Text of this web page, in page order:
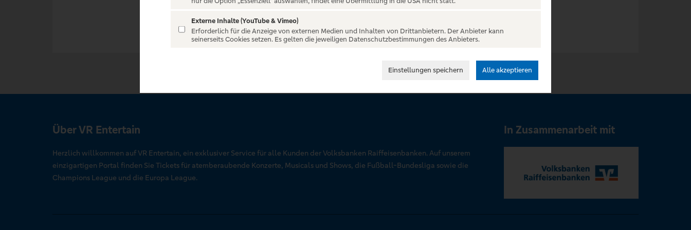
Über VR Entertain
Herzlich willkommen auf VR Entertain, ein exklusiver Service für alle Kunden der Volksbanken Raiffeisenbanken. Auf unserem
einzigartigen Portal finden Sie Tickets für atemberaubende Konzerte, Musicals und Shows, die Fußball-Bundesliga sowie die
Champions League und die Europa League.
In Zusammenarbeit mit
Externe Inhalte (YouTube & Vimeo)
Erforderlich für die Anzeige von externen Medien und Inhalten von Drittanbietern. Der Anbieter kann
seinerseits Cookies setzen. Es gelten die jeweiligen Datenschutzbestimmungen des Anbieters.
Einstellungen speichern Alle akzeptieren